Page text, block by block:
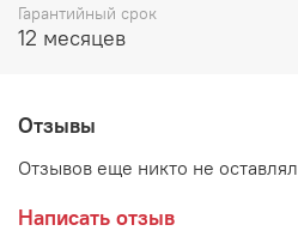
Гарантийный срок
12 месяцев
Отзывы
Отзывов еще никто не оставлял
Написать отзыв